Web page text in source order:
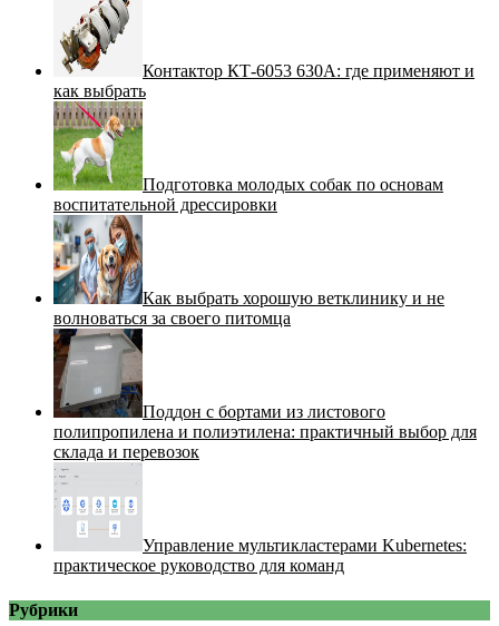
Контактор КТ-6053 630А: где применяют и
как выбрать
Подготовка молодых собак по основам
воспитательной дрессировки
Как выбрать хорошую ветклинику и не
волноваться за своего питомца
Поддон с бортами из листового
полипропилена и полиэтилена: практичный выбор для
склада и перевозок
Управление мультикластерами Kubernetes:
практическое руководство для команд
Рубрики